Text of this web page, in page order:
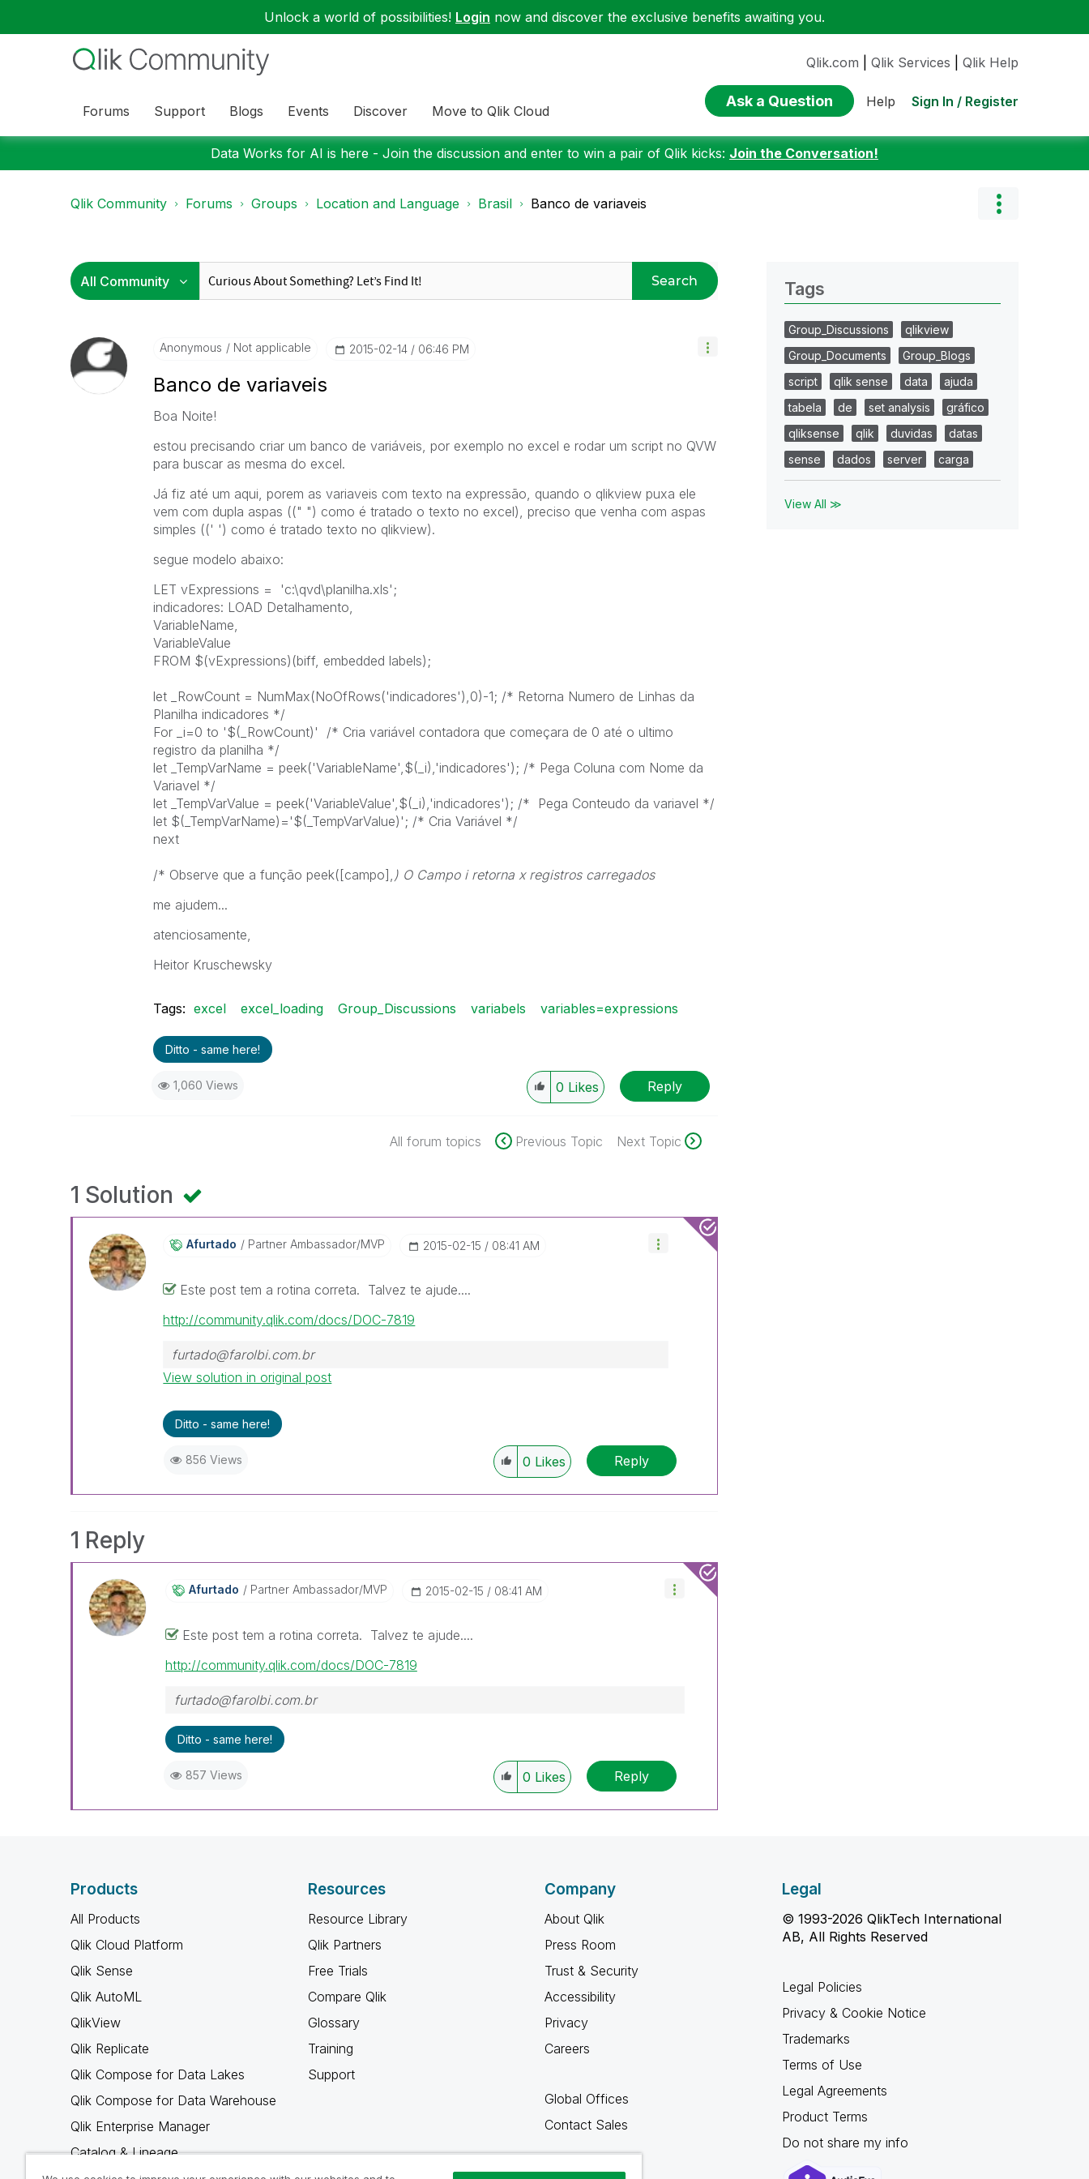
Unlock a world of possibilities! Login now and discover the exclusive benefits awaiting you.
Forums Support Blogs Events Discover Move to Qlik Cloud
Qlik.com Qlik Services Qlik Help
Ask a Question Help Sign In / Register
Data Works for AI is here - Join the discussion and enter to win a pair of Qlik kicks: Join the Conversation!
Qlik Community Forums Groups Location and Language Brasil Banco de variaveis
Search
Anonymous Not applicable ‎2015-02-14 06:46 PM
Banco de variaveis
Boa Noite!
estou precisando criar um banco de variáveis, por exemplo no excel e rodar um script no QVW
para buscar as mesma do excel.
Já fiz até um aqui, porem as variaveis com texto na expressão, quando o qlikview puxa ele
vem com dupla aspas ((" ") como é tratado o texto no excel), preciso que venha com aspas
simples ((' ') como é tratado texto no qlikview).
segue modelo abaixo:
LET vExpressions = 'c:\qvd\planilha.xls';
indicadores: LOAD Detalhamento,
VariableName,
VariableValue
FROM $(vExpressions)(biff, embedded labels);
let _RowCount = NumMax(NoOfRows('indicadores'),0)-1; /* Retorna Numero de Linhas da
Planilha indicadores */
For _i=0 to '$(_RowCount)' /* Cria variável contadora que começara de 0 até o ultimo
registro da planilha */
let _TempVarName = peek('VariableName',$(_i),'indicadores'); /* Pega Coluna com Nome da
Variavel */
let _TempVarValue = peek('VariableValue',$(_i),'indicadores'); /* Pega Conteudo da variavel */
let $(_TempVarName)='$(_TempVarValue)'; /* Cria Variável */
next
/* Observe que a função peek([campo], ) O Campo i retorna x registros carregados
me ajudem...
atenciosamente,
Heitor Kruschewsky
Tags: excel excel_loading Group_Discussions variabels variables=expressions
Ditto - same here!
1,060 Views 0 Likes Reply
All forum topics Previous Topic Next Topic
1 Solution
Afurtado Partner Ambassador/MVP ‎2015-02-15 08:41 AM
Este post tem a rotina correta. Talvez te ajude....
http://community.qlik.com/docs/DOC-7819
furtado@farolbi.com.br
View solution in original post
Ditto - same here!
856 Views 0 Likes Reply
1 Reply
Afurtado Partner Ambassador/MVP ‎2015-02-15 08:41 AM
Este post tem a rotina correta. Talvez te ajude....
http://community.qlik.com/docs/DOC-7819
furtado@farolbi.com.br
Ditto - same here!
857 Views 0 Likes Reply
Tags
Group_Discussions
qlikview
Group_Documents
Group_Blogs
script
qlik sense data
ajuda
tabela
de set analysis
gráfico
qliksense
qlik duvidas
datas
sense
dados server carga
View All ≫
Products
All Products
Qlik Cloud Platform
Qlik Sense
Qlik AutoML
QlikView
Qlik Replicate
Qlik Compose for Data Lakes
Qlik Compose for Data Warehouse
Qlik Enterprise Manager
Catalog & Lineage
Resources
Resource Library
Qlik Partners
Free Trials
Compare Qlik
Glossary
Training
Support
Company
About Qlik
Press Room
Trust & Security
Accessibility
Privacy
Careers
Global Offices
Contact Sales
Legal
© 1993-2026 QlikTech International
AB, All Rights Reserved
Legal Policies
Privacy & Cookie Notice
Trademarks
Terms of Use
Legal Agreements
Product Terms
Do not share my info